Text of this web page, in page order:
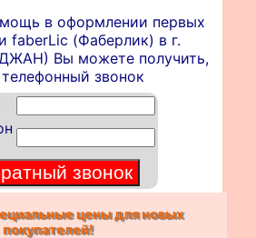
в оформлении первых
faberLic (Фаберлик) в г.
Вы можете получить,
звонок
цены для новых
покупателей!